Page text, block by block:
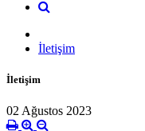
İletişim
İletişim
02 Ağustos 2023